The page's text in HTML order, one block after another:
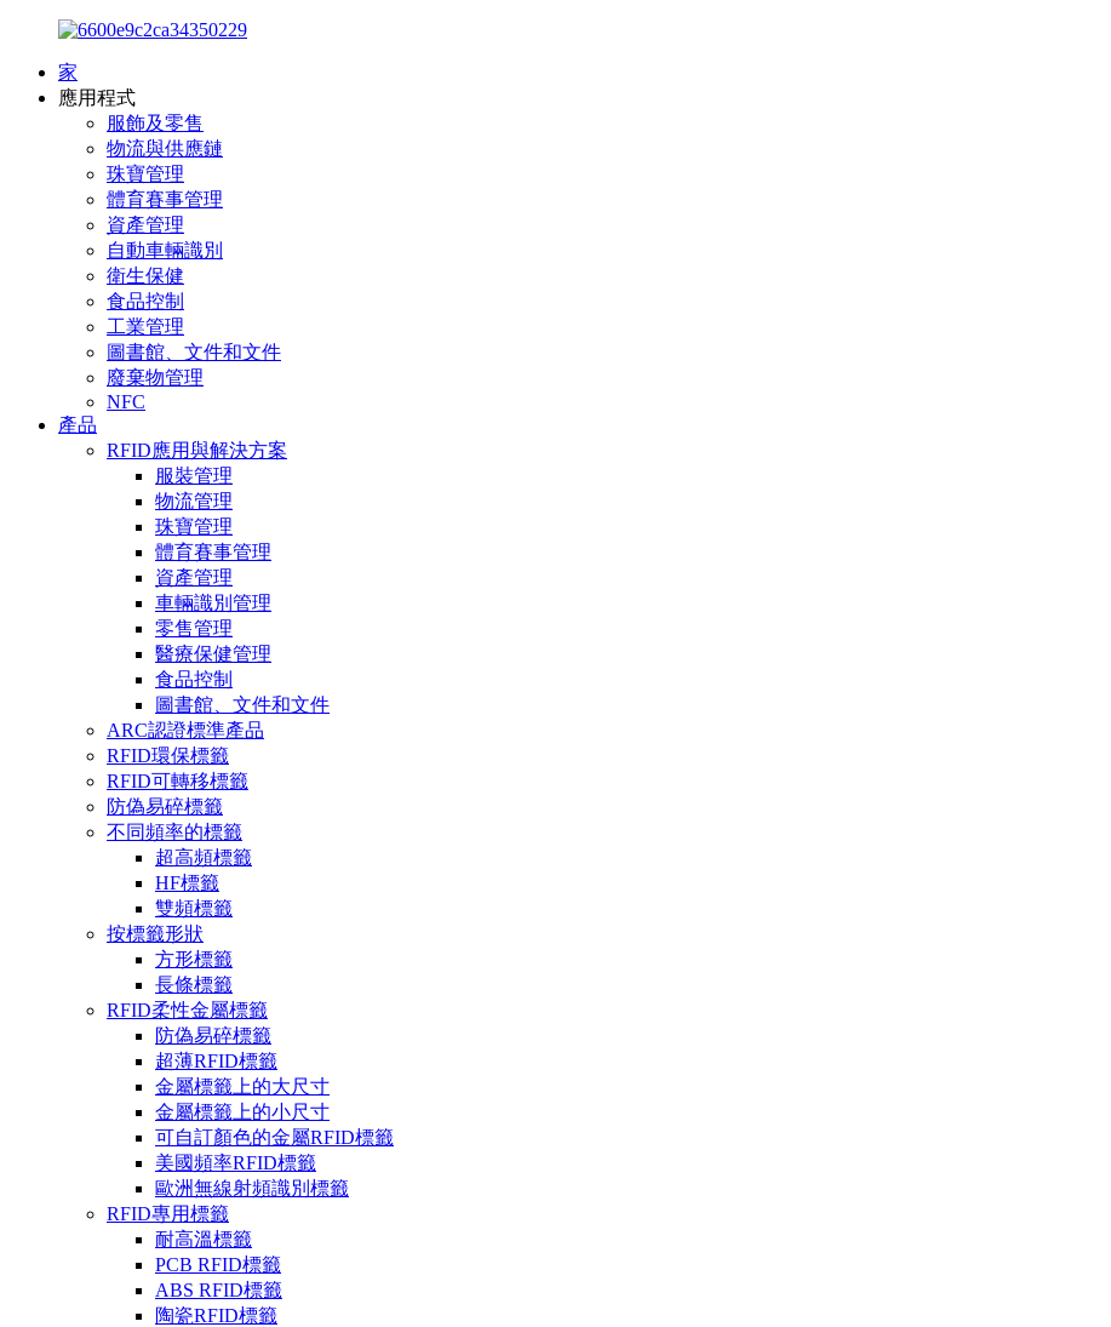
家
應用程式
服飾及零售
物流與供應鏈
珠寶管理
體育賽事管理
資產管理
自動車輛識別
衛生保健
食品控制
工業管理
圖書館、文件和文件
廢棄物管理
NFC
產品
RFID應用與解決方案
服裝管理
物流管理
珠寶管理
體育賽事管理
資產管理
車輛識別管理
零售管理
醫療保健管理
食品控制
圖書館、文件和文件
ARC認證標準產品
RFID環保標籤
RFID可轉移標籤
防偽易碎標籤
不同頻率的標籤
超高頻標籤
HF標籤
雙頻標籤
按標籤形狀
方形標籤
長條標籤
RFID柔性金屬標籤
防偽易碎標籤
超薄RFID標籤
金屬標籤上的大尺寸
金屬標籤上的小尺寸
可自訂顏色的金屬RFID標籤
美國頻率RFID標籤
歐洲無線射頻識別標籤
RFID專用標籤
耐高溫標籤
PCB RFID標籤
ABS RFID標籤
陶瓷RFID標籤